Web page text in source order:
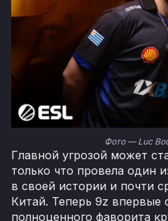
Фото — Luc
Главной угрозой может
только что провела один
в своей истории и почти
Китай. Теперь 9z впервые
полноценного фаворита